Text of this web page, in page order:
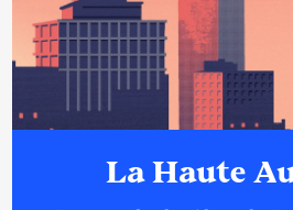
La Haute